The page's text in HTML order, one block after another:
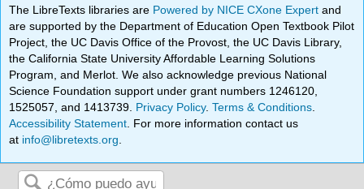
The LibreTexts libraries are Powered by NICE CXone Expertand
are supported by the Department of Education Open Textbook Pilot
Project, the UC Davis Office of the Provost, the UC Davis Library,
the California State University Affordable Learning Solutions
Program, and Merlot. We also acknowledge previous National
Science Foundation support under grant numbers 1246120,
1525057, and 1413739. Privacy Policy.Terms & Conditions
Accessibility Statement . For more information contact us
at info@libretexts.org